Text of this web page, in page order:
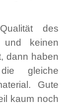
des
und keinen
dann haben
gleiche
Gute
kaum noch